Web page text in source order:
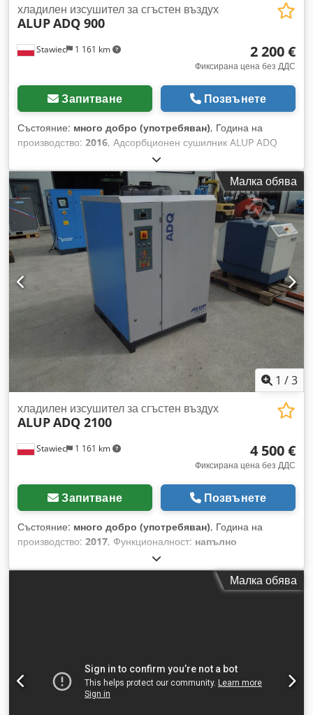
Stawiec 1 161 km
хладилен изсушител за сгъстен въздух
ALUPADQ 900
2 200 €
Фиксирана цена без ДДС
Запитване Позвънете
Състояние: много добро (употребяван), Година на
производство: 2016, Адсорбционен сушилник ALUP ADQ
900 производителност 15 000 л/мин; година на
производство: 2016 г. нетна цена: 9500 PLN брутна цена:
11685 PLN Cjdezm Iu Topfx Apbsha
Малка обява
1 /3
Stawiec 1 161 km
хладилен изсушител за сгъстен въздух
ALUPADQ 2100
4 500 €
Фиксирана цена без ДДС
Запитване Позвънете
Състояние: много добро (употребяван), Година на
производство: 2017, Функционалност: напълно
, Адсорбционен сушилник ALUP ADQ 2100
Codpfx Aozmwr Ispbsha Производителност: 35 000 л/мин;
Година на производство: 2017 г. Нетна цена: 19 500 злоти
Малка обява